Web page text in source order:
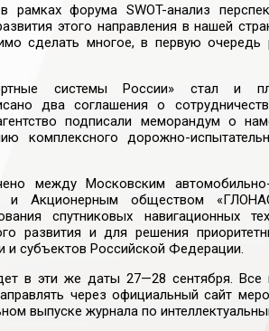
рамках форума SWOT-анализ
этого направления в нашей
сделать многое, в первую очередь
системы России» стал и
два соглашения о
подписали меморандум о
комплексного дорожно-
между Московским
и Акционерным обществом
спутниковых навигационных
развития и для решения
субъектов Российской Федерации.
в эти же даты 27—28 сентября .
через официальный сайт
выпуске журнала по